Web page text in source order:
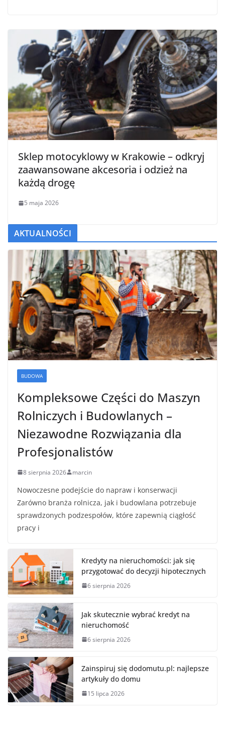
Sklep motocyklowy w Krakowie – odkryj
zaawansowane akcesoria i odzież na
każdą drogę
5 maja 2026
AKTUALNOŚCI
BUDOWA
Kompleksowe Części do Maszyn
Rolniczych i Budowlanych –
Niezawodne Rozwiązania dla
Profesjonalistów
8 sierpnia 2026 marcin
Nowoczesne podejście do napraw i konserwacji
Zarówno branża rolnicza, jak i budowlana potrzebuje
sprawdzonych podzespołów, które zapewnią ciągłość
pracy i
Kredyty na nieruchomości: jak się
przygotować do decyzji hipotecznych
6 sierpnia 2026
Jak skutecznie wybrać kredyt na
nieruchomość
6 sierpnia 2026
Zainspiruj się dodomutu.pl: najlepsze
artykuły do domu
15 lipca 2026